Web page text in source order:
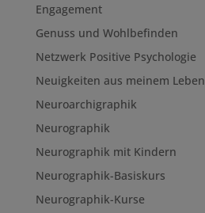
Engagement
Genuss und Wohlbefinden
Netzwerk Positive Psychologie
Neuigkeiten aus meinem Leben
Neuroarchigraphik
Neurographik
Neurographik mit Kindern
Neurographik-Basiskurs
Neurographik-Kurse